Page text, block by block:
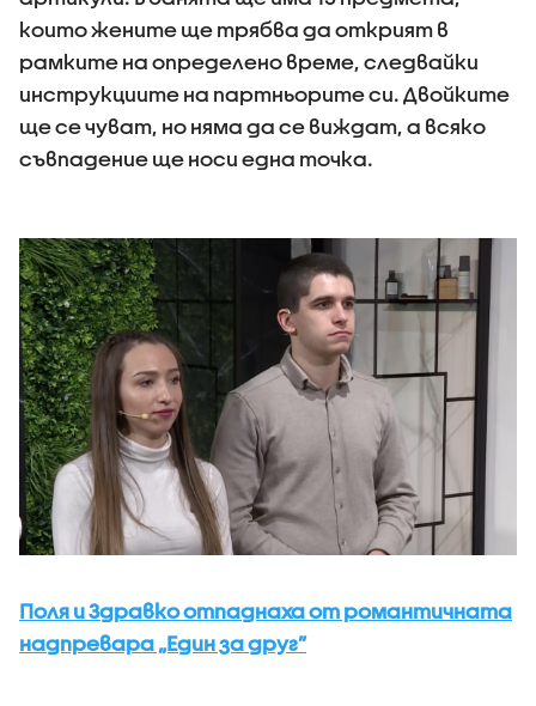
които жените ще трябва да открият в
рамките на определено време, следвайки
инструкциите на партньорите си. Двойките
ще се чуват, но няма да се виждат, а всяко
съвпадение ще носи една точка.
Поля и Здравко отпаднаха от романтичната
надпревара „Един за друг”